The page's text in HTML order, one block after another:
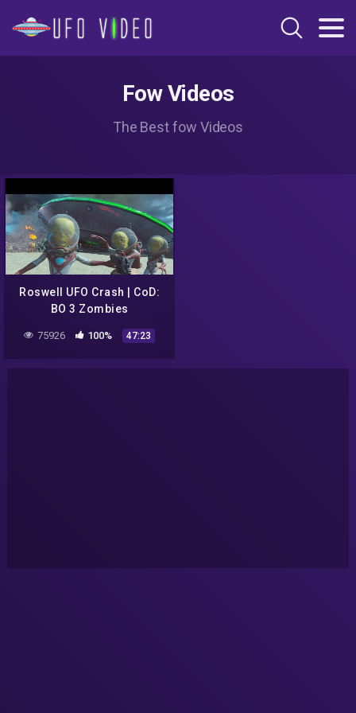
Fow Videos
The Best fow Videos
Roswell UFO Crash | CoD:
BO 3 Zombies
75926 100% 47:23